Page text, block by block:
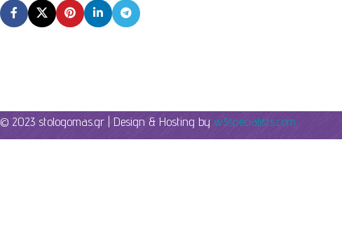
© 2023 stologomas.gr | Design & Hosting by w3specialists.com